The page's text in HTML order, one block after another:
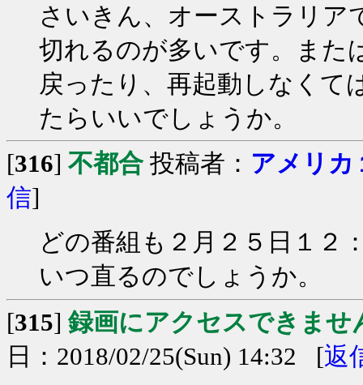
さいきん、オーストラリア
切れるのが多いです。また
戻ったり、再起動しなくて
たらいいでしょうか。
[316] 不都合投稿者： アメリカ
信]
どの番組も２月２５日１２
いつ直るのでしょうか。
[315] 録画にアクセスできませ
日：2018/02/25(Sun) 14:32 [返